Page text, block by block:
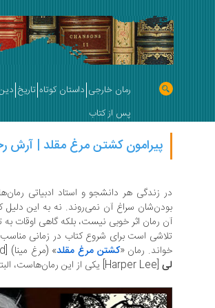
رمان خارجی داستان کوتاه تاریخ
پس از کتاب
پیرامون کشتن مرغ مقلد | آرش
در زندگی هر دانشجو و استاد ادبیاتی
بودن‌شان سراغ آن نمی‌روند. نه به این دلیل
آن رمان اثر خوبی نیست، بلکه گاهی اوقات
تلاشی است برای شروع کتاب در زمانی مناسب
خواند. رمان «کشتن مرغ مقلد» (مرغ مینا) [To kill a mockingbird] نوشته
لی [Harper Lee] یکی از این رمان‌هاست، البته برای من!